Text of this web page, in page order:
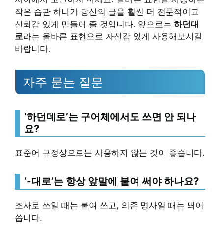
작은 습관 하나가 당신의 글을 훨씬 더 전문적이고
신뢰감 있게 만들어 줄 것입니다. 앞으로는 하던대
로라는 올바른 표현으로 자신감 있게 사용해보시길
바랍니다.
자주 묻는 질문
‘하던데로’는 구어체에서도 쓰면 안 되나
요?
표준어 규정상으로는 사용하지 않는 것이 좋습니다.
‘-대로’는 항상 앞말에 붙여 써야 하나요?
조사로 쓰일 때는 붙여 쓰고, 의존 명사일 때는 띄어
씁니다.